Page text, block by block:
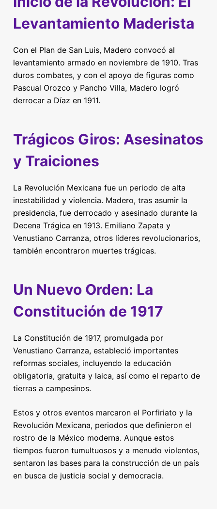
Levantamiento Maderista
Con el Plan de San Luis, Madero convocó al
levantamiento armado en noviembre de 1910. Tras
duros combates, y con el apoyo de figuras como
Pascual Orozco y Pancho Villa, Madero logró
derrocar a Díaz en 1911.
Trágicos Giros: Asesinatos
y Traiciones
La Revolución Mexicana fue un periodo de alta
inestabilidad y violencia. Madero, tras asumir la
presidencia, fue derrocado y asesinado durante la
Decena Trágica en 1913. Emiliano Zapata y
Venustiano Carranza, otros líderes revolucionarios,
también encontraron muertes trágicas.
Un Nuevo Orden: La
Constitución de 1917
La Constitución de 1917, promulgada por
Venustiano Carranza, estableció importantes
reformas sociales, incluyendo la educación
obligatoria, gratuita y laica, así como el reparto de
tierras a campesinos.
Estos y otros eventos marcaron el Porfiriato y la
Revolución Mexicana, periodos que definieron el
rostro de la México moderna. Aunque estos
tiempos fueron tumultuosos y a menudo violentos,
sentaron las bases para la construcción de un país
en busca de justicia social y democracia.